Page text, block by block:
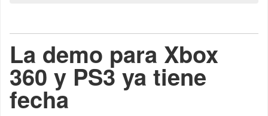
La demo para Xbox
360 y PS3 ya tiene
fecha